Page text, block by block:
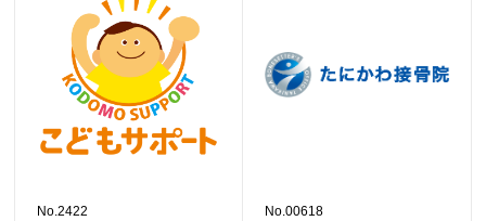
No.2422 No.00618